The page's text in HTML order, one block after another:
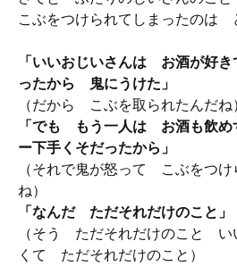
こぶをつけられてしまったのは
「いいおじいさんは お酒が好
ったから 鬼にうけた」
（だから こぶを取られたんだね）
「でも もう一人は お酒も飲
ー下手くそだったから」
（それで鬼が怒って こぶをつけ
ね）
「なんだ ただそれだけのこと」
（そう ただそれだけのこと い
くて ただそれだけのこと）